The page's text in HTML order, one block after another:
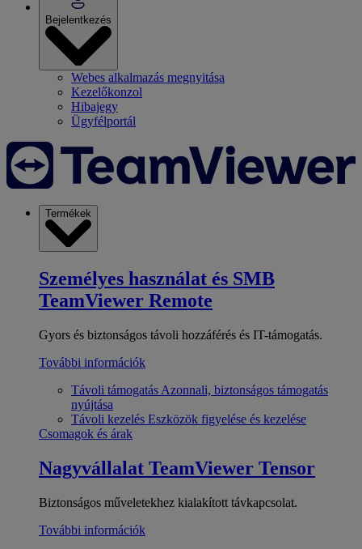
Bejelentkezés
Webes alkalmazás megnyitása
Kezelőkonzol
Hibajegy
Ügyfélportál
Termékek
Személyes használat és SMB
TeamViewer Remote
Gyors és biztonságos távoli hozzáférés és IT-támogatás.
További információk
Távoli támogatás Azonnali, biztonságos támogatás
nyújtása
Távoli kezelés Eszközök figyelése és kezelése
Csomagok és árak
Nagyvállalat TeamViewer Tensor
Biztonságos műveletekhez kialakított távkapcsolat.
További információk